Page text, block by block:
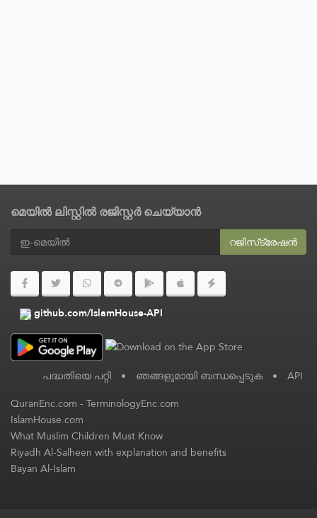
മെയിൽ ലിസ്റ്റിൽ രജിസ്റ്റർ ചെയ്യാൻ
റജിസ്‌ട്രേഷൻ
github.com/IslamHouse-API
പദ്ധതിയെ പറ്റി • ഞങ്ങളുമായി ബന്ധപ്പെടുക • API
QuranEnc.com-TerminologyEnc.com
IslamHouse.com
What Muslim Children Must Know
Riyadh Al-Salheen with explanation and benefits
Bayan Al-Islam